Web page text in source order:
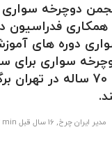
دوچرخه سواری
همکاری فدراسیون
دوره های
سواری برای
تا 70 ساله در تهران
مدیر ایران چرخ, 16 سال قبل min